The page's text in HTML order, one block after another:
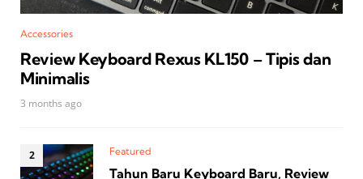
Accessories
Review Keyboard Rexus KL150 – Tipis dan
Minimalis
3 months ago
Featured
Tahun Baru Keyboard Baru, Review